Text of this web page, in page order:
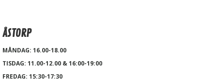
ÅSTORP
MÅNDAG: 16.00-18.00
TISDAG: 11.00-12.00 & 16:00-19:00
FREDAG: 15:30-17:30